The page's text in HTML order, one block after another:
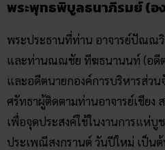
พระพุทธพิบูลธนาภิรมย์ (อ
พระประธานที่ท่าน อาจารย์ปัณณ
และท่านณณชัย ทีฆธนานนท์ (อดี
และอดีตนายกองค์การบริหารส่ว
ศรัทธาผู้ติดตามท่านอาจารย์เชียง
เพื่อจุดประสงค์ใช้ในงานการแห่บู
ประเพณีสงกรานต์ วันปีใหม่ เป็น